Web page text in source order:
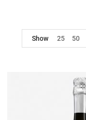
Show
25 50